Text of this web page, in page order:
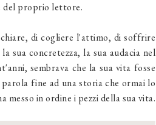
del proprio lettore.
di cogliere l'attimo, di soffrire
sua concretezza, la sua audacia nel
sembrava che la sua vita fosse
fine ad una storia che ormai lo
in ordine i pezzi della sua vita.